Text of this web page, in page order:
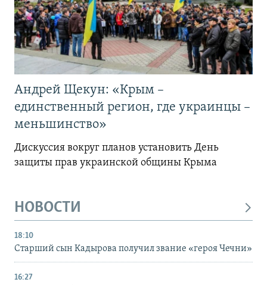
Андрей Щекун: «Крым –
единственный регион, где украинцы –
меньшинство»
Дискуссия вокруг планов установить День
защиты прав украинской общины Крыма
НОВОСТИ
18:10
Старший сын Кадырова получил звание «героя Чечни»
16:27